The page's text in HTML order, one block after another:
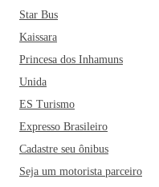
Star Bus
Kaissara
Princesa dos Inhamuns
Unida
ES Turismo
Expresso Brasileiro
Cadastre seu ônibus
Seja um motorista parceiro